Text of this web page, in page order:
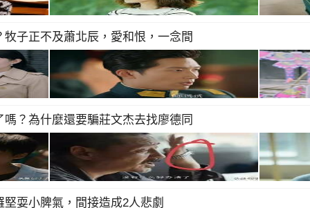
牧子正不及蕭北辰，愛和恨，一念間
？為什麼還要騙莊文杰去找廖德同
堅耍小脾氣，間接造成2人悲劇